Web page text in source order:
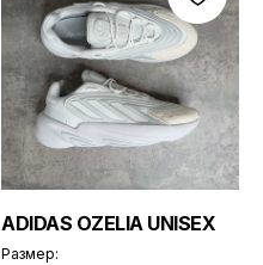
ADIDAS OZELIA UNISEX
Размер: